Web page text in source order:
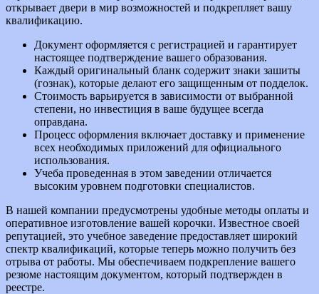
открывает двери в мир возможностей и подкрепляет вашу
квалификацию.
Документ оформляется с регистрацией и гарантирует
настоящее подтверждение вашего образования.
Каждый оригинальный бланк содержит знаки зашиты
(гознак), которые делают его защищенным от подделок.
Стоимость варьируется в зависимости от выбранной
степени, но инвестиция в ваше будущее всегда
оправдана.
Процесс оформления включает доставку и применение
всех необходимых приложений для официального
использования.
Учеба проведенная в этом заведении отличается
высоким уровнем подготовки специалистов.
В нашей компании предусмотрены удобные методы оплаты и
оперативное изготовление вашей корочки. Известное своей
репутацией, это учебное заведение предоставляет широкий
спектр квалификаций, которые теперь можно получить без
отрыва от работы. Мы обеспечиваем подкрепление вашего
резюме настоящим документом, который подтвержден в
реестре.